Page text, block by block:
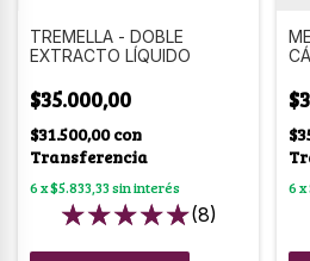
TREMELLA - DOBLE
EXTRACTO LÍQUIDO
$35.000,00
$31.500,00con
Transferencia
6x$5.833,33sin interés
(8)
6x